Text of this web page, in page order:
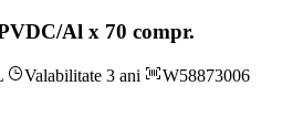
Al x 70 compr.
Valabilitate 3 ani
W58873006